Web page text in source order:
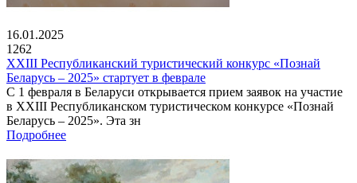
16.01.2025
1262
XXIII Республиканский туристический конкурс «Познай
Беларусь – 2025» стартует в феврале
С 1 февраля в Беларуси открывается прием заявок на участие
в XXIII Республиканском туристическом конкурсе «Познай
Беларусь – 2025». Эта зн
Подробнее